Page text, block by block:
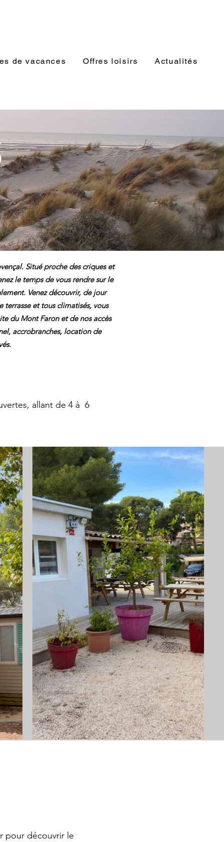
de vacances Offres loisirs Actualités
Situé proche des criques et
le temps de vous rendre sur le
Venez découvrir, de jour
et tous climatisés, vous
du Mont Faron et de nos accès
accrobranches, location de
allant de 4 à 6
pour découvrir le